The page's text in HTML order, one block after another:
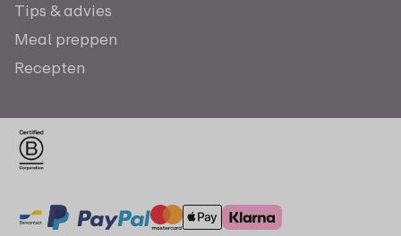
Tips & advies
Meal preppen
Recepten